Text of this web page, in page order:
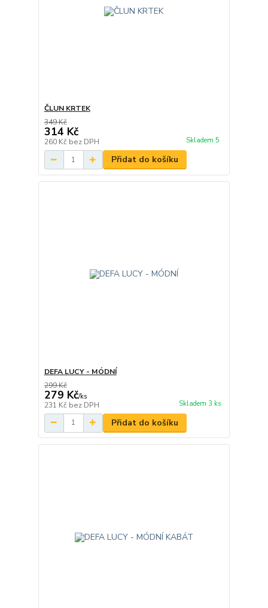
ČLUN KRTEK
349 Kč
314 Kč
260 Kč bez DPH Skladem 5
Přidat do košíku
DEFA LUCY - MÓDNÍ
299 Kč
279 Kč/ks
231 Kč bez DPH Skladem 3 ks
Přidat do košíku